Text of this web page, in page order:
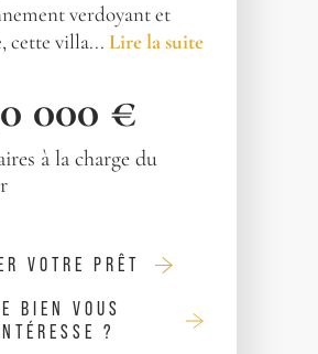
verdoyant et
cette villa... Lire la suite
000 €
à la charge du
VOTRE PRÊT
BIEN VOUS
INTÉRESSE ?